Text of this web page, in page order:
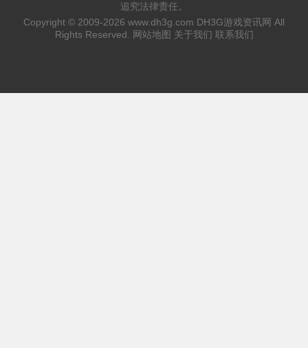
追究法律责任。
Copyright © 2009-2026 www.dh3g.com DH3G游戏资讯网 All
Rights Reserved.
网站地图 关于我们 联系我们